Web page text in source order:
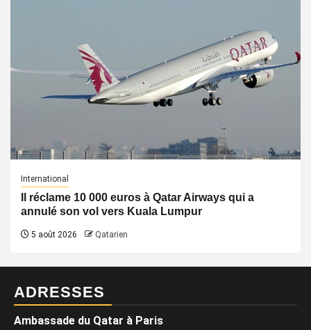
International
Il réclame 10 000 euros à Qatar Airways qui a
annulé son vol vers Kuala Lumpur
5 août 2026 Qatarien
ADRESSES
Ambassade du Qatar à Paris